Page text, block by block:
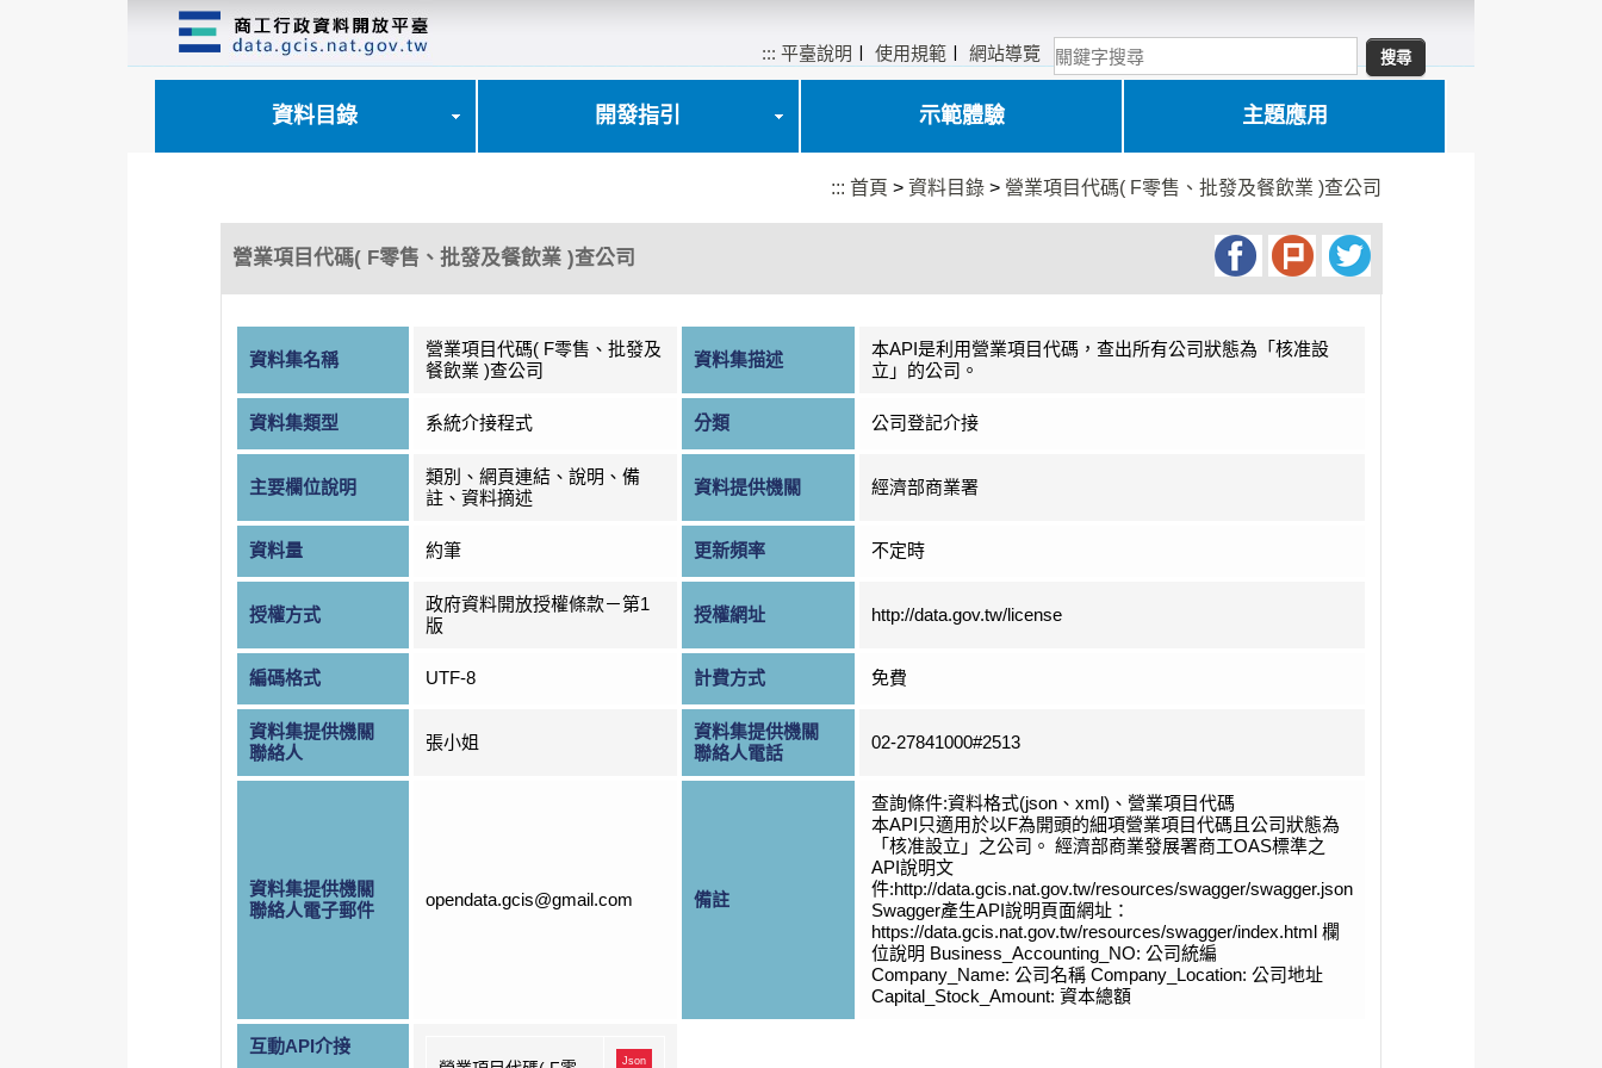
::: 平臺說明 〡使用規範 〡網站導覽
資料目錄 開發指引 示範體驗 主題應用
::: 首頁 >資料目錄 > 營業項目代碼( F零售、批發及餐飲業 )查公司
營業項目代碼( F零售、批發及餐飲業 )查公司
資料集名稱
營業項目代碼( F零售、批發及
餐飲業 )查公司
資料集描述
本API是利用營業項目代碼，查出所有公司狀態為「核准設
立」的公司。
資料集類型 系統介接程式 分類 公司登記介接
主要欄位說明
類別、網頁連結、說明、備
註、資料摘述
資料提供機關 經濟部商業署
資料量 約筆 更新頻率 不定時
授權方式
政府資料開放授權條款－第1
版
授權網址 http://data.gov.tw/license
編碼格式 UTF-8 計費方式 免費
資料集提供機關
聯絡人
張小姐
資料集提供機關
聯絡人電話
02-27841000#2513
資料集提供機關
聯絡人電子郵件
opendata.gcis@gmail.com 備註
查詢條件:資料格式(json、xml)、營業項目代碼
本API只適用於以F為開頭的細項營業項目代碼且公司狀態為
「核准設立」之公司。 經濟部商業發展署商工OAS標準之
API說明文
件:http://data.gcis.nat.gov.tw/resources/swagger/swagger.json
Swagger產生API說明頁面網址：
https://data.gcis.nat.gov.tw/resources/swagger/index.html 欄
位說明 Business_Accounting_NO: 公司統編
Company_Name: 公司名稱 Company_Location: 公司地址
Capital_Stock_Amount: 資本總額
互動API介接
Json